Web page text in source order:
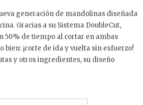
generación de mandolinas diseñada
Gracias a su Sistema DoubleCut,
50% de tiempo al cortar en ambas
bien: ¡corte de ida y vuelta sin esfuerzo!
y otros ingredientes, su diseño